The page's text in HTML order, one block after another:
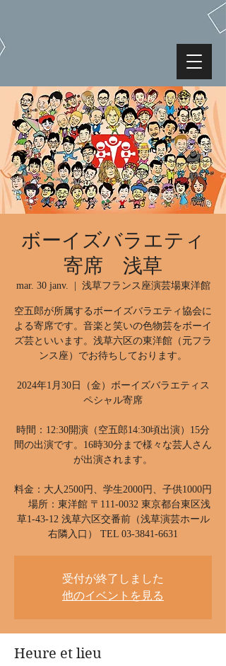
ボーイズバラエティ
寄席 浅草
mar. 30 janv. 浅草フランス座演芸場東洋館
空五郎が所属するボーイズバラエティ協会に
よる寄席です。音楽と笑いの色物芸をボーイ
ズ芸といいます。浅草六区の東洋館（元フラ
ンス座）でお待ちしております。
2024年1月30日（金）ボーイズバラエティス
ペシャル寄席
時間：12:30開演（空五郎14:30頃出演）15分
間の出演です。16時30分まで様々な芸人さん
が出演されます。
料金：大人2500円、学生2000円、子供1000円
場所：東洋館 〒111-0032 東京都台東区浅
草1-43-12 浅草六区交番前（浅草演芸ホール
右隣入口） TEL 03-3841-6631
受付が終了しました
他のイベントを見る
Heure et lieu